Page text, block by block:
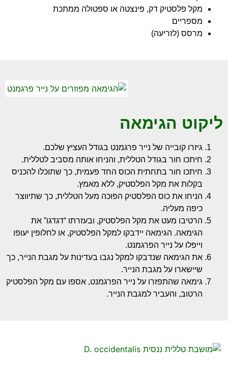
מקל פלסטיק דק, פינצטה או ספטולה ממתכת
מספריים
מרסס (לזריעה)
ליקוט הגימאה
גיזרו קובייה של נייר פרגמנט בגודל העציץ שלכם.
חיתכו חור בגודל הטללית, והניחו אותה מסביב לטללית.
חיתכו חור בתחתית הכוס החד פעמית, כך שתוכלו להכניס
בקלות את מקל הפלסטיק, ללא מאמץ.
הניחו את כוס הפלסטיק הפוכה מעל הטללית, כך שתיווצר
כיפה מעליה.
הרטיבו מעט את מקל הפלסטיק, ובעזרתו “דגדגו” את
הגימאה. הגימאה יידבקו למקל הפלסטיק, או לחלופין יעופו
וייפלו על נייר הפרגמנט.
את הגימאה שנדבקו למקל נגבו בעדינות על מגבת הנייר, כך
שיישארו על מגבת הנייר.
גימאה שהתפזרו על נייר הפרגמנט, אספו עם מקל הפלסטיק
הרטוב, והעביר למגבת הנייר.